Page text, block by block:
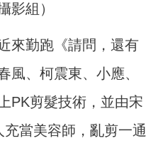
影組）
來勤跑《請問，還有
風、柯震東、小應、
PK剪髮技術，並由宋
當美容師，亂剪一通